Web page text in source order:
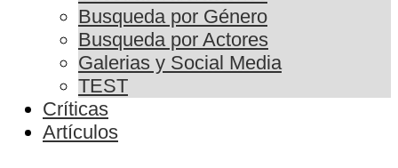
Busqueda por Género
Busqueda por Actores
Galerias y Social Media
TEST
Críticas
Artículos